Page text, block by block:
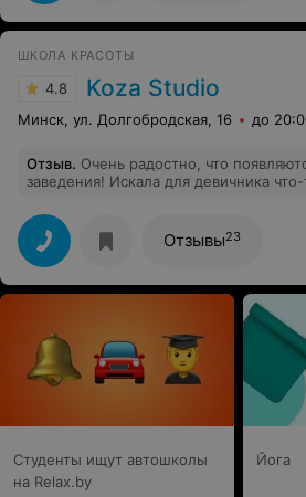
ШКОЛА КРАСОТЫ
4.8 Koza Studio
Минск, ул. Долгобродская, 16 до
Отзыв. Очень радостно, что
заведения! Искала для девичника
подготовили к празднику, т.к. после спа нужно было
бы потратить прилично времени,
разъехаться на сборы :) Фотографии и
получились чудесные! Обязательно
всем рекомендовать.
Отзывы23
Студенты ищут автошколы
на Relax.by
Йога